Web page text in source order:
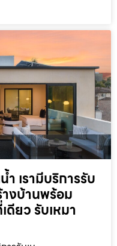
เรามีบริการรับ
างบ้านพร้อม
ดียว รับเหมา